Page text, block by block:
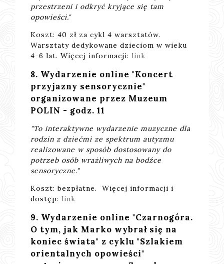
przestrzeni i odkryć kryjące się tam
opowieści."
Koszt: 40 zł za cykl 4 warsztatów.
Warsztaty dedykowane dzieciom w wieku
4-6 lat. Więcej informacji: link
8. Wydarzenie online "Koncert
przyjazny sensorycznie"
organizowane przez Muzeum
POLIN - godz. 11
"To interaktywne wydarzenie muzyczne dla
rodzin z dziećmi ze spektrum autyzmu
realizowane w sposób dostosowany do
potrzeb osób wrażliwych na bodźce
sensoryczne."
Koszt: bezpłatne. Więcej informacji i
dostęp: link
9. Wydarzenie online "Czarnogóra.
O tym, jak Marko wybrał się na
koniec świata" z cyklu "Szlakiem
orientalnych opowieści"